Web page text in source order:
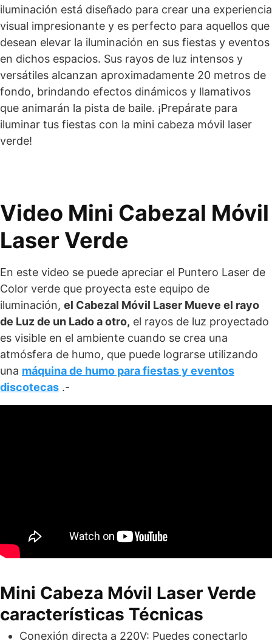
iluminación está diseñado para crear una experiencia
visual impresionante y es perfecto para aquellos que
desean elevar la iluminación en sus fiestas y eventos
en dichos espacios. Sus rayos de luz intensos y
versátiles alcanzan aproximadamente 20 metros de
fondo, brindando efectos dinámicos y llamativos
que animarán la pista de baile. ¡Prepárate para
iluminar tus fiestas con la mini cabeza móvil laser
verde!
Video Mini Cabezal Móvil
Laser Verde
En este video se puede apreciar el Puntero Laser de
Color verde que proyecta este equipo de
iluminación, el Cabezal Móvil Laser Mueve el rayo
de Luz de un Lado a otro, el rayos de luz proyectado
es visible en el ambiente cuando se crea una
atmósfera de humo, que puede lograrse utilizando
una máquina de humo para fiestas y eventos
discotecas .-
Mini Cabeza Móvil Laser Verde
características Técnicas
Conexión directa a 220V: Puedes conectarlo